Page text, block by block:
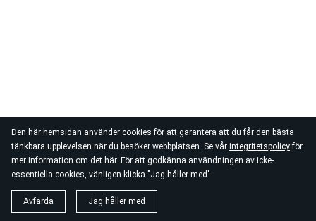
Den här hemsidan använder cookies för att garantera att du får den bästa
tänkbara upplevelsen när du besöker webbplatsen. Se vår integritetspolicyför
mer information om det här. För att godkänna användningen av icke-
essentiella cookies, vänligen klicka "Jag håller med"
Avfärda Jag håller med